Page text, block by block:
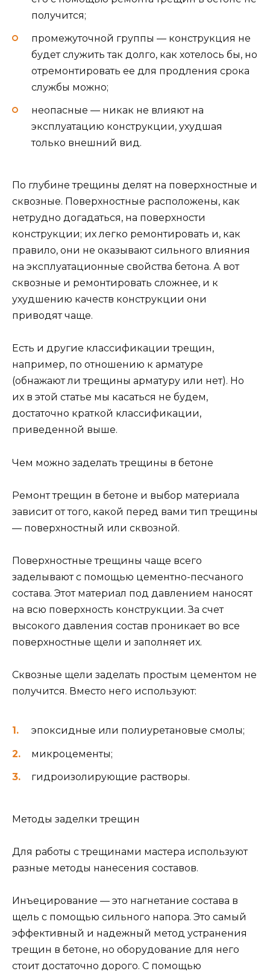
получится;
промежуточной группы — конструкция не
будет служить так долго, как хотелось бы, но
отремонтировать ее для продления срока
службы можно;
неопасные — никак не влияют на
эксплуатацию конструкции, ухудшая
только внешний вид.
По глубине трещины делят на поверхностные и
сквозные. Поверхностные расположены, как
нетрудно догадаться, на поверхности
конструкции; их легко ремонтировать и, как
правило, они не оказывают сильного влияния
на эксплуатационные свойства бетона. А вот
сквозные и ремонтировать сложнее, и к
ухудшению качеств конструкции они
приводят чаще.
Есть и другие классификации трещин,
например, по отношению к арматуре
(обнажают ли трещины арматуру или нет). Но
их в этой статье мы касаться не будем,
достаточно краткой классификации,
приведенной выше.
Чем можно заделать трещины в бетоне
Ремонт трещин в бетоне и выбор материала
зависит от того, какой перед вами тип трещины
— поверхностный или сквозной.
Поверхностные трещины чаще всего
заделывают с помощью цементно-песчаного
состава. Этот материал под давлением наносят
на всю поверхность конструкции. За счет
высокого давления состав проникает во все
поверхностные щели и заполняет их.
Сквозные щели заделать простым цементом не
получится. Вместо него используют:
эпоксидные или полиуретановые смолы;
микроцементы;
гидроизолирующие растворы.
Методы заделки трещин
Для работы с трещинами мастера используют
разные методы нанесения составов.
Инъецирование — это нагнетание состава в
щель с помощью сильного напора. Это самый
эффективный и надежный метод устранения
трещин в бетоне, но оборудование для него
стоит достаточно дорого. С помощью